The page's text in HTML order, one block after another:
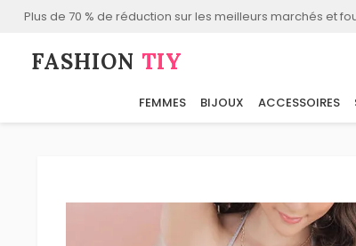
Plus de 70 % de réduction sur les meilleurs marchés et
FASHION⁠ TIY
FEMMES BIJOUX ACCESSOIRES